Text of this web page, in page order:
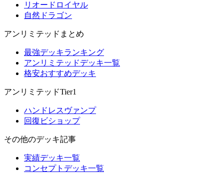
リオードロイヤル
自然ドラゴン
アンリミテッドまとめ
最強デッキランキング
アンリミテッドデッキ一覧
格安おすすめデッキ
アンリミテッドTier1
ハンドレスヴァンプ
回復ビショップ
その他のデッキ記事
実績デッキ一覧
コンセプトデッキ一覧